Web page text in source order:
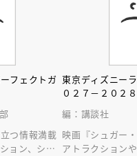
フェクトガ
つ情報満載
ョン、ショ
東京ディズニー
０２７－２０２８
編：講談社
映画『シュガー
アトラクション